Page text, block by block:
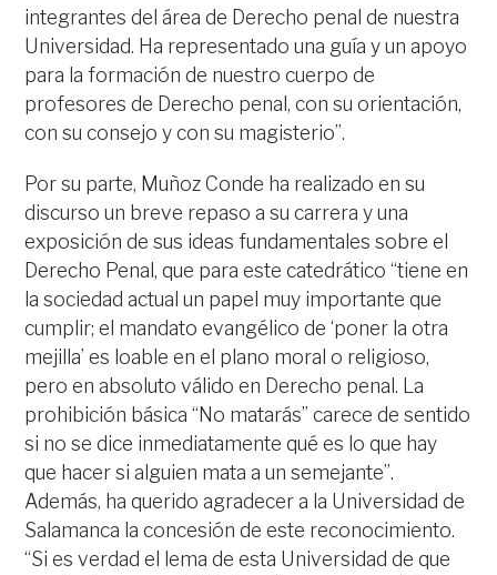
integrantes del área de Derecho penal de nuestra
Universidad. Ha representado una guía y un apoyo
para la formación de nuestro cuerpo de
profesores de Derecho penal, con su orientación,
con su consejo y con su magisterio”.
Por su parte, Muñoz Conde ha realizado en su
discurso un breve repaso a su carrera y una
exposición de sus ideas fundamentales sobre el
Derecho Penal, que para este catedrático “tiene en
la sociedad actual un papel muy importante que
cumplir; el mandato evangélico de ‘poner la otra
mejilla’ es loable en el plano moral o religioso,
pero en absoluto válido en Derecho penal. La
prohibición básica “No matarás” carece de sentido
si no se dice inmediatamente qué es lo que hay
que hacer si alguien mata a un semejante”.
Además, ha querido agradecer a la Universidad de
Salamanca la concesión de este reconocimiento.
“Si es verdad el lema de esta Universidad de que